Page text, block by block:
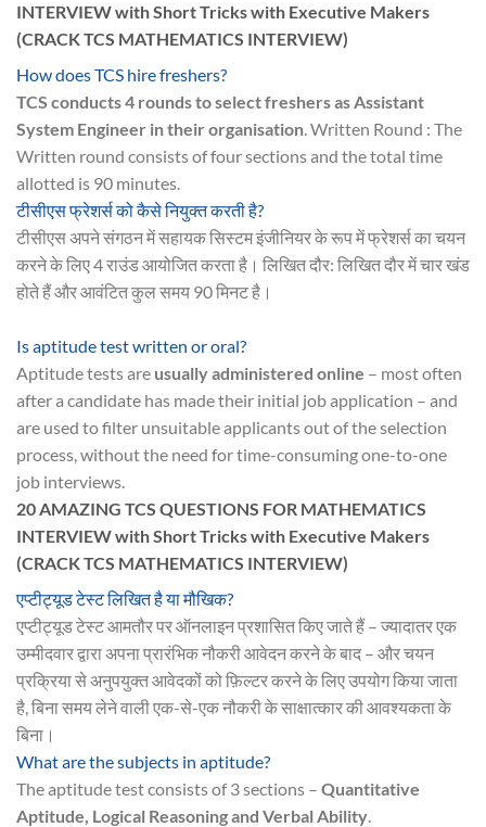
INTERVIEW with Short Tricks with Executive Makers
(CRACK TCS MATHEMATICS INTERVIEW)
How does TCS hire freshers?
TCS conducts 4 rounds to select freshers as Assistant
System Engineer in their organisation. Written Round : The
Written round consists of four sections and the total time
allotted is 90 minutes.
टीसीएस फ्रेशर्स को कैसे नियुक्त करती है?
टीसीएस अपने संगठन में सहायक सिस्टम इंजीनियर के रूप में फ्रेशर्स का चयन
करने के लिए 4 राउंड आयोजित करता है। लिखित दौर: लिखित दौर में चार खंड
होते हैं और आवंटित कुल समय 90 मिनट है।
Is aptitude test written or oral?
Aptitude tests are usually administered online – most often
after a candidate has made their initial job application – and
are used to filter unsuitable applicants out of the selection
process, without the need for time-consuming one-to-one
job interviews.
20 AMAZING TCS QUESTIONS FOR MATHEMATICS
INTERVIEW with Short Tricks with Executive Makers
(CRACK TCS MATHEMATICS INTERVIEW)
एप्टीट्यूड टेस्ट लिखित है या मौखिक?
एप्टीट्यूड टेस्ट आमतौर पर ऑनलाइन प्रशासित किए जाते हैं – ज्यादातर एक
उम्मीदवार द्वारा अपना प्रारंभिक नौकरी आवेदन करने के बाद – और चयन
प्रक्रिया से अनुपयुक्त आवेदकों को फ़िल्टर करने के लिए उपयोग किया जाता
है, बिना समय लेने वाली एक-से-एक नौकरी के साक्षात्कार की आवश्यकता के
बिना।
What are the subjects in aptitude?
The aptitude test consists of 3 sections – Quantitative
Aptitude, Logical Reasoning and Verbal Ability.